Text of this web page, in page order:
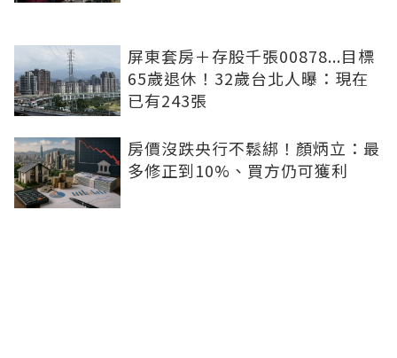
屏東套房＋存股千張00878...目標
65歲退休！32歲台北人曝：現在
已有243張
房價沒跌央行不鬆綁！顏炳立：最
多修正到10%、買方仍可獲利